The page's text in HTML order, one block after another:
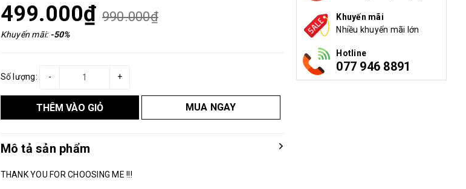
499.000₫ 990.000₫
Khuyến mãi: -50%
Số lượng: +
-
THÊM VÀO GIỎ MUA NGAY
Mô tả sản phẩm
THANK YOU FOR CHOOSING ME !!!
Khuyến mãi
Nhiều khuyến mãi lớn
Hotline
077 946 8891